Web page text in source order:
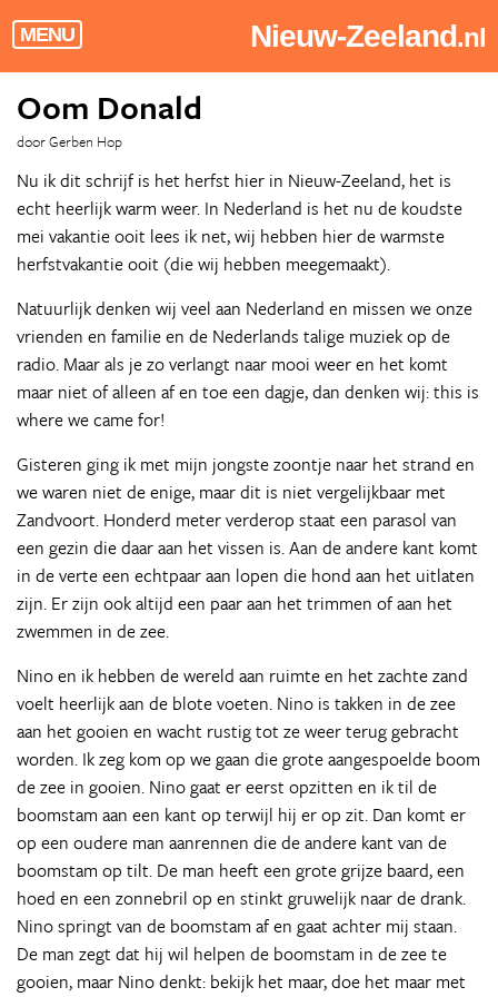
MENU Nieuw-Zeeland.nl
Oom Donald
door Gerben Hop
Nu ik dit schrijf is het herfst hier in Nieuw-Zeeland, het is
echt heerlijk warm weer. In Nederland is het nu de koudste
mei vakantie ooit lees ik net, wij hebben hier de warmste
herfstvakantie ooit (die wij hebben meegemaakt).
Natuurlijk denken wij veel aan Nederland en missen we onze
vrienden en familie en de Nederlands talige muziek op de
radio. Maar als je zo verlangt naar mooi weer en het komt
maar niet of alleen af en toe een dagje, dan denken wij: this is
where we came for!
Gisteren ging ik met mijn jongste zoontje naar het strand en
we waren niet de enige, maar dit is niet vergelijkbaar met
Zandvoort. Honderd meter verderop staat een parasol van
een gezin die daar aan het vissen is. Aan de andere kant komt
in de verte een echtpaar aan lopen die hond aan het uitlaten
zijn. Er zijn ook altijd een paar aan het trimmen of aan het
zwemmen in de zee.
Nino en ik hebben de wereld aan ruimte en het zachte zand
voelt heerlijk aan de blote voeten. Nino is takken in de zee
aan het gooien en wacht rustig tot ze weer terug gebracht
worden. Ik zeg kom op we gaan die grote aangespoelde boom
de zee in gooien. Nino gaat er eerst opzitten en ik til de
boomstam aan een kant op terwijl hij er op zit. Dan komt er
op een oudere man aanrennen die de andere kant van de
boomstam op tilt. De man heeft een grote grijze baard, een
hoed en een zonnebril op en stinkt gruwelijk naar de drank.
Nino springt van de boomstam af en gaat achter mij staan.
De man zegt dat hij wil helpen de boomstam in de zee te
gooien, maar Nino denkt: bekijk het maar, doe het maar met